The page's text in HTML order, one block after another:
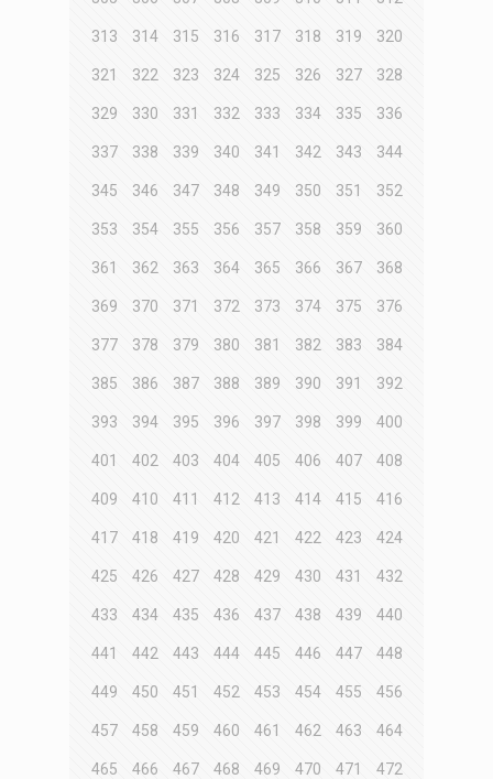
313 314 315 316 317 318 319 320
321 322 323 324 325 326 327 328
329 330 331 332 333 334 335 336
337 338 339 340 341 342 343 344
345 346 347 348 349 350 351 352
353 354 355 356 357 358 359 360
361 362 363 364 365 366 367 368
369 370 371 372 373 374 375 376
377 378 379 380 381 382 383 384
385 386 387 388 389 390 391 392
393 394 395 396 397 398 399 400
401 402 403 404 405 406 407 408
409 410 411 412 413 414 415 416
417 418 419 420 421 422 423 424
425 426 427 428 429 430 431 432
433 434 435 436 437 438 439 440
441 442 443 444 445 446 447 448
449 450 451 452 453 454 455 456
457 458 459 460 461 462 463 464
465 466 467 468 469 470 471 472